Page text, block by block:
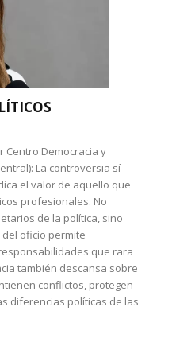
Centro Democracia y
La controversia sí
el valor de aquello que
profesionales. No
de la política, sino
oficio permite
que rara
también descansa sobre
conflictos, protegen
diferencias políticas de las